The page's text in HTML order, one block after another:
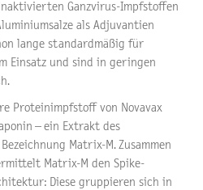
Ganzvirus-Impfstoffen
als Adjuvantien
lange standardmäßig für
Einsatz und sind in geringen
Proteinimpfstoff von Novavax
– ein Extrakt des
Matrix-M. Zusammen
Matrix-M den Spike-
Diese gruppieren sich in